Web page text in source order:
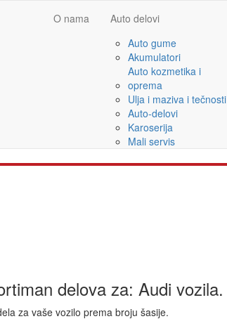
O nama
Auto delovi
Auto gume
Akumulatori
Auto kozmetika i
oprema
Ulja i maziva i tečnosti
Auto-delovi
Karoserija
Mali servis
delova za: Audi vozila.
za vaše vozilo prema broju šasije.